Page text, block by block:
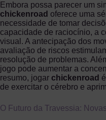
Embora possa parecer um
chickenroad oferece uma
necessidade de tomar
capacidade de raciocínio, a
visual. A antecipação dos
avaliação de riscos
resolução de problemas.
jogo pode aumentar a
resumo, jogar chickenroad
de exercitar o cérebro e
O Futuro da Travessia: